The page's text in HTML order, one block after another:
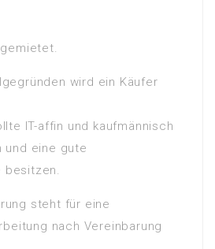
wird ein Käufer
IT-affin und kaufmännisch
und eine gute
besitzen.
steht für eine
nach Vereinbarung